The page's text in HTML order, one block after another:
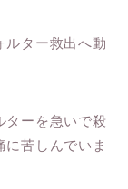
ルター救出へ動
ターを急いで殺
苦しんでいま